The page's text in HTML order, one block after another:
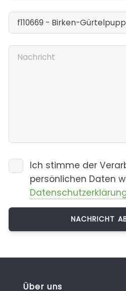
Ich stimme der
persönlichen Daten
Über uns